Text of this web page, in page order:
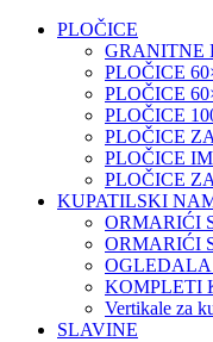
PLOČICE
GRANITNE
PLOČICE
PLOČICE
PLOČICE
PLOČICE
PLOČICE
PLOČICE
KUPATILSKI
ORMARIĆI
ORMARIĆI
KOMPLETI
Vertikale za
SLAVINE